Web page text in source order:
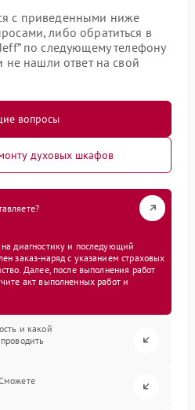
с приведенными ниже
либо обратиться в
по следующему телефону
не нашли ответ на свой
вопросы
духовых шкафов
диагностику и последующий
заказ-наряд с указанием страховых
Далее, после выполнения работ
акт выполненных работ и
и какой